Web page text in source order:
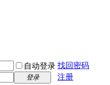
自动登录 找回密码
登录
注册